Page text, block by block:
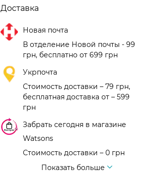
Доставка
Новая почта
В отделение Новой почты - 99
грн, бесплатно от 699 грн
Укрпочта
Стоимость доставки – 79 грн,
бесплатная доставка от – 599
грн
Забрать сегодня в магазине
Watsons
Стоимость доставки – 0 грн
Показать больше